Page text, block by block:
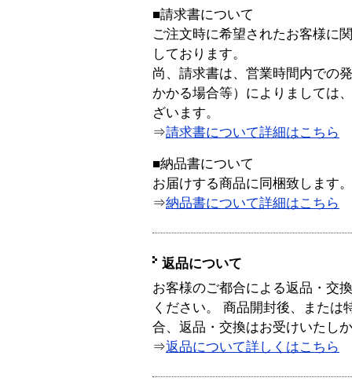
■請求書について
ご注文時に希望されたお客様に
しております。
尚、請求書は、営業時間内での
かかる場合等）によりましては
ざいます。
⇒請求書について詳細はこちら
■納品書について
お届けする商品に同梱致します。
⇒納品書について詳細はこちら
返品について
お客様のご都合による返品・交
ください。 商品開封後、または
合、返品・交換はお受けいたし
⇒返品について詳しくはこちら